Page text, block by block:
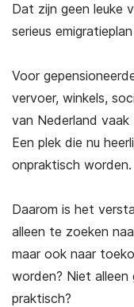
Dat zijn geen leuke
serieus
Voor
vervoer, winkels,
van Nederland
Een plek die nu
onpraktisch worden.
Daarom is het
alleen te zoeken
maar ook naar
worden? Niet alleen
praktisch?